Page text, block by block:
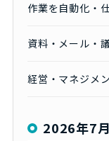
作業を自動化・
資料・メール・
経営・マネジメ
2026年7